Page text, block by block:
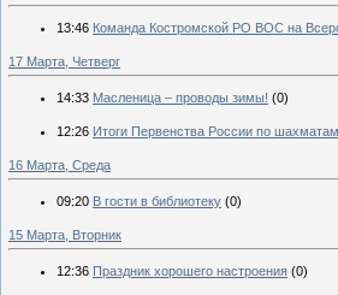
13:46 Команда Костромской РО ВОС на
17 Марта, Четверг
14:33 Масленица – проводы зимы! (0)
12:26 Итоги Первенства России по
16 Марта, Среда
09:20 В гости в библиотеку (0)
15 Марта, Вторник
12:36 Праздник хорошего настроения (0)